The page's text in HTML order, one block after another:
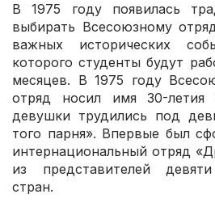
В 1975 году появилась
выбирать Всесоюзному
важных исторических
которого студенты будут
месяцев. В 1975 году
отряд носил имя 30-
девушки трудились под
того парня». Впервые был
интернациональный отряд
из представителей
стран.